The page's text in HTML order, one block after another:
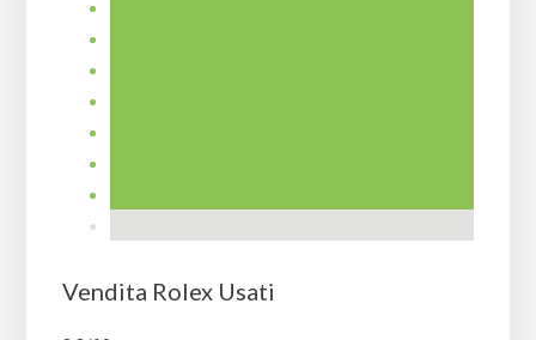
Vendita Rolex Usati